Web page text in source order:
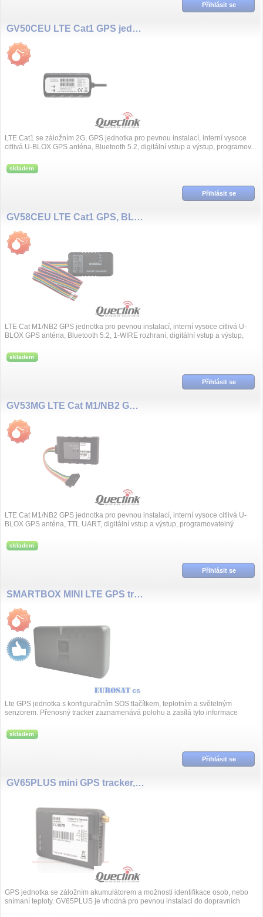
Přihlásit se
GV50CEU LTE Cat1 GPS jednotka
LTE Cat1 se záložním 2G, GPS jednotka pro pevnou instalací, interní vysoce
citlivá U-BLOX GPS anténa, Bluetooth 5.2, digitální vstup a výstup, programov...
skladem
Přihlásit se
GV58CEU LTE Cat1 GPS, BL5.2 jednotka
LTE Cat M1/NB2 GPS jednotka pro pevnou instalací, interní vysoce citlivá U-
BLOX GPS anténa, Bluetooth 5.2, 1-WIRE rozhraní, digitální vstup a výstup,
skladem
Přihlásit se
GV53MG LTE Cat M1/NB2 GPS jednotka
LTE Cat M1/NB2 GPS jednotka pro pevnou instalací, interní vysoce citlivá U-
BLOX GPS anténa, TTL UART, digitální vstup a výstup, programovatelný
skladem
Přihlásit se
SMARTBOX MINI LTE GPS tracker
Lte GPS jednotka s konfiguračním SOS tlačítkem, teplotním a světelným
senzorem. Přenosný tracker zaznamenává polohu a zasílá tyto informace
skladem
Přihlásit se
GV65PLUS mini GPS tracker,AKKU
GPS jednotka se záložním akumulátorem a možnosti identifikace osob, nebo
snímaní teploty. GV65PLUS je vhodná pro pevnou instalaci do dopravních